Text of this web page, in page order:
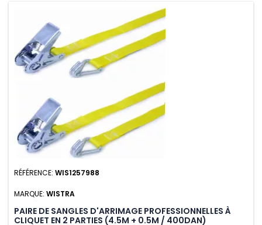
RÉFÉRENCE: WIS1257988
MARQUE: WISTRA
PAIRE DE SANGLES D'ARRIMAGE PROFESSIONNELLES À
CLIQUET EN 2 PARTIES (4.5M + 0.5M / 400DAN)